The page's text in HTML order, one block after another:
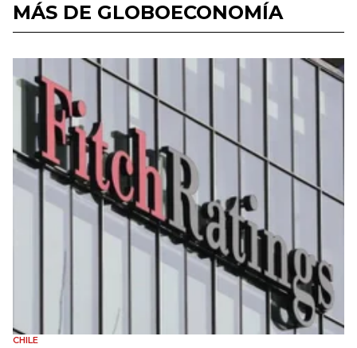
MÁS DE GLOBOECONOMÍA
CHILE